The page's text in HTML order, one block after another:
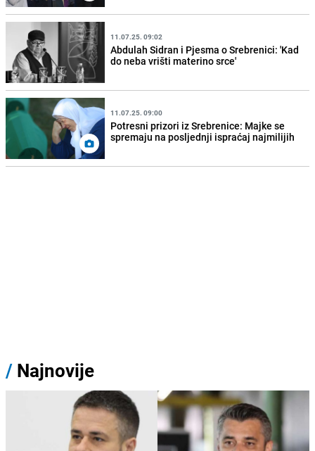
11.07.25. 09:02
Abdulah Sidran i Pjesma o Srebrenici: 'Kad
do neba vrišti materino srce'
11.07.25. 09:00
Potresni prizori iz Srebrenice: Majke se
spremaju na posljednji ispraćaj najmilijih
/ Najnovije